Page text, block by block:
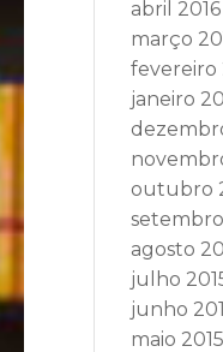
abril 2016
março
fevereiro
janeiro
outubro
agosto
julho
junho
maio 2015